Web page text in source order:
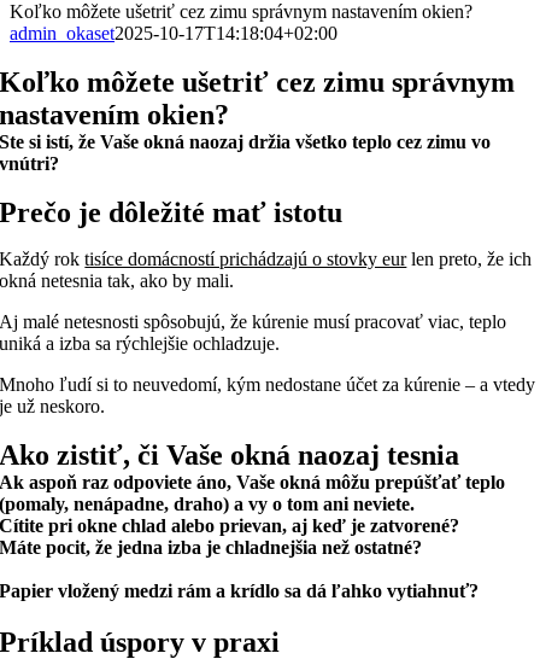
Koľko môžete ušetriť cez zimu správnym nastavením okien?
admin_okaset2025-10-17T14:18:04+02:00
Koľko môžeteušetriť cez zimusprávnym
nastavením okien?
Ste si istí, že Vaše okná naozaj držia všetko teplo cez zimu vo
vnútri?
Prečo je dôležité maťistotu
Každý roktisíce domácností prichádzajú o stovky eurlen preto, že ich
okná netesnia tak, ako by mali.
Aj malé netesnosti spôsobujú, že kúrenie musí pracovať viac, teplo
uniká a izba sa rýchlejšie ochladzuje.
Mnoho ľudí si to neuvedomí, kým nedostane účet za kúrenie – a vtedy
je už neskoro.
Ako zistiť, či Vaše oknánaozajtesnia
Ak aspoň raz odpoviete áno, Vaše okná môžu prepúšťať teplo
(pomaly, nenápadne, draho) a vy o tom ani neviete.
Cítite pri okne chlad alebo prievan, aj keď je zatvorené?
Máte pocit, že jedna izba je chladnejšia než ostatné?
Papier vložený medzi rám a krídlo sa dá ľahko vytiahnuť?
Príklad úspory v praxi